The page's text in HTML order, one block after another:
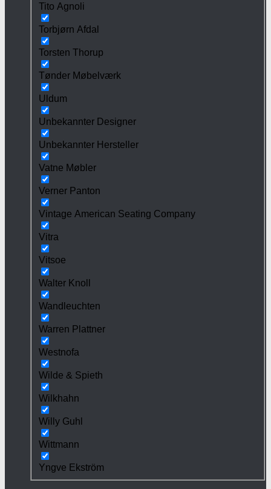
Tito Agnoli
Torbjørn Afdal
Torsten Thorup
Tønder Møbelværk
Uldum
Unbekannter Designer
Unbekannter Hersteller
Vatne Møbler
Verner Panton
Vintage American Seating Company
Vitra
Vitsoe
Walter Knoll
Wandleuchten
Warren Plattner
Westnofa
Wilde & Spieth
Wilkhahn
Willy Guhl
Wittmann
Yngve Ekström